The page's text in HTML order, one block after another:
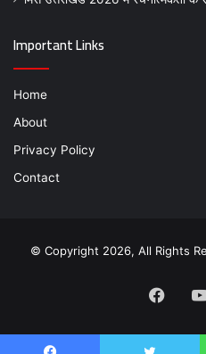
Important Links
Home
About
Privacy Policy
Contact
© Copyright 2026, All Rights